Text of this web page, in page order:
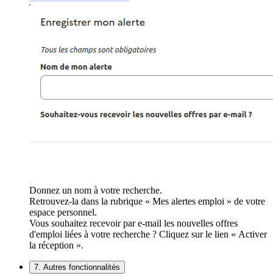
Donnez un nom à votre recherche.
Retrouvez-la dans la rubrique « Mes alertes emploi » de votre
espace personnel.
Vous souhaitez recevoir par e-mail les nouvelles offres
d'emploi liées à votre recherche ? Cliquez sur le lien « Activer
la réception ».
7. Autres fonctionnalités